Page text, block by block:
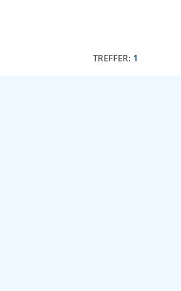
TREFFER: 1